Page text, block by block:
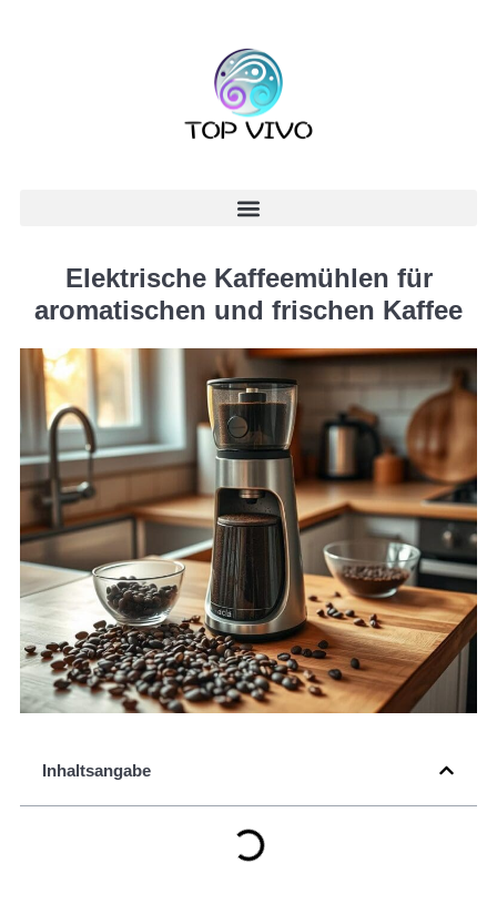
Elektrische Kaffeemühlen für
aromatischen und frischen Kaffee
Inhaltsangabe